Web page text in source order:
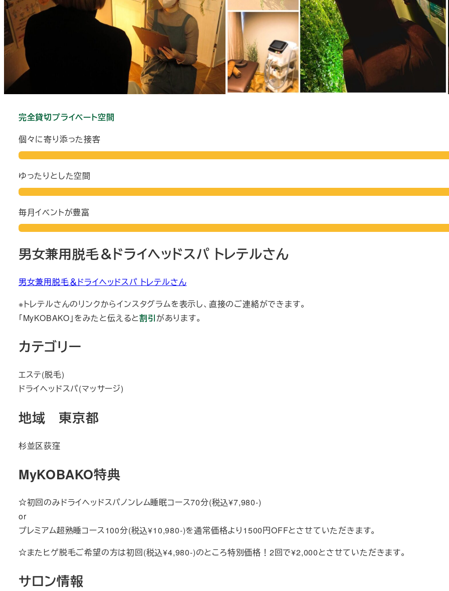
完全貸切プライベート空間
個々に寄り添った接客
ゆったりとした空間
毎月イベントが豊富
男女兼用脱毛＆ドライヘッドスパ トレテルさん
男女兼用脱毛＆ドライヘッドスパ トレテルさん
※トレテルさんのリンクからインスタグラムを表示し、直接のご連絡ができます。
「MyKOBAKO」をみたと伝えると割引があります。
カテゴリー
エステ(脱毛)
ドライヘッドスパ(マッサージ)
地域 東京都
杉並区荻窪
MyKOBAKO特典
☆初回のみドライヘッドスパノンレム睡眠コース70分(税込¥7,980-)
or
プレミアム超熟睡コース100分(税込¥10,980-)を通常価格より1500円OFFとさせていただきます。
☆またヒゲ脱毛ご希望の方は初回(税込¥4,980-)のところ特別価格！2回で¥2,000とさせていただきます。
サロン情報